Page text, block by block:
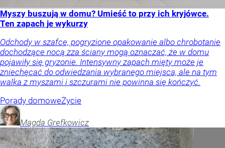
Myszy buszują w domu? Umieść to przy ich kryjówce.
Ten zapach je wykurzy
Odchody w szafce, pogryzione opakowanie albo chrobotanie
dochodzące nocą zza ściany mogą oznaczać, że w domu
pojawiły się gryzonie. Intensywny zapach mięty może je
zniechęcać do odwiedzania wybranego miejsca, ale na tym
walka z myszami i szczurami nie powinna się kończyć.
Porady domoweŻycie
Magda Grefkowicz